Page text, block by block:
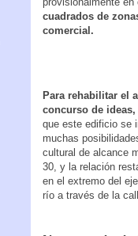
cuadrados de
comercial.
Para rehabilitar el
concurso de
que este edificio se
muchas
cultural de alcance
30, y la relación
en el extremo del
río a través de la